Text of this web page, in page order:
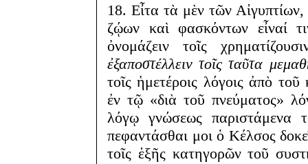
18. Εἶτα τὰ μὲν τῶν
ζῴων καὶ φασκόντων εἶναί
ὀνομάζειν τοῖς
ἐξαποστέλλειν τοῖς ταῦτα
τοῖς ἡμετέροις λόγοις ἀπὸ
ἐν τῷ «διὰ τοῦ πνεύματος»
λόγῳ γνώσεως παριστάμενα
πεφαντάσθαι μοι ὁ Κέλσος
τοῖς ἑξῆς κατηγορῶν τοῦ